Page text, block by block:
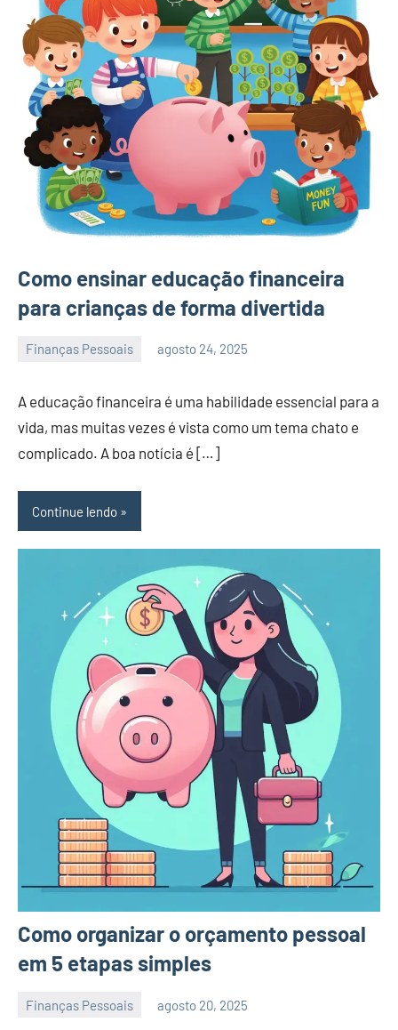
Como ensinar educação financeira
para crianças de forma divertida
Finanças Pessoais agosto 24, 2025
A educação financeira é uma habilidade essencial para a
vida, mas muitas vezes é vista como um tema chato e
complicado. A boa notícia é […]
Continue lendo
Como organizar o orçamento pessoal
em 5 etapas simples
Finanças Pessoais agosto 20, 2025